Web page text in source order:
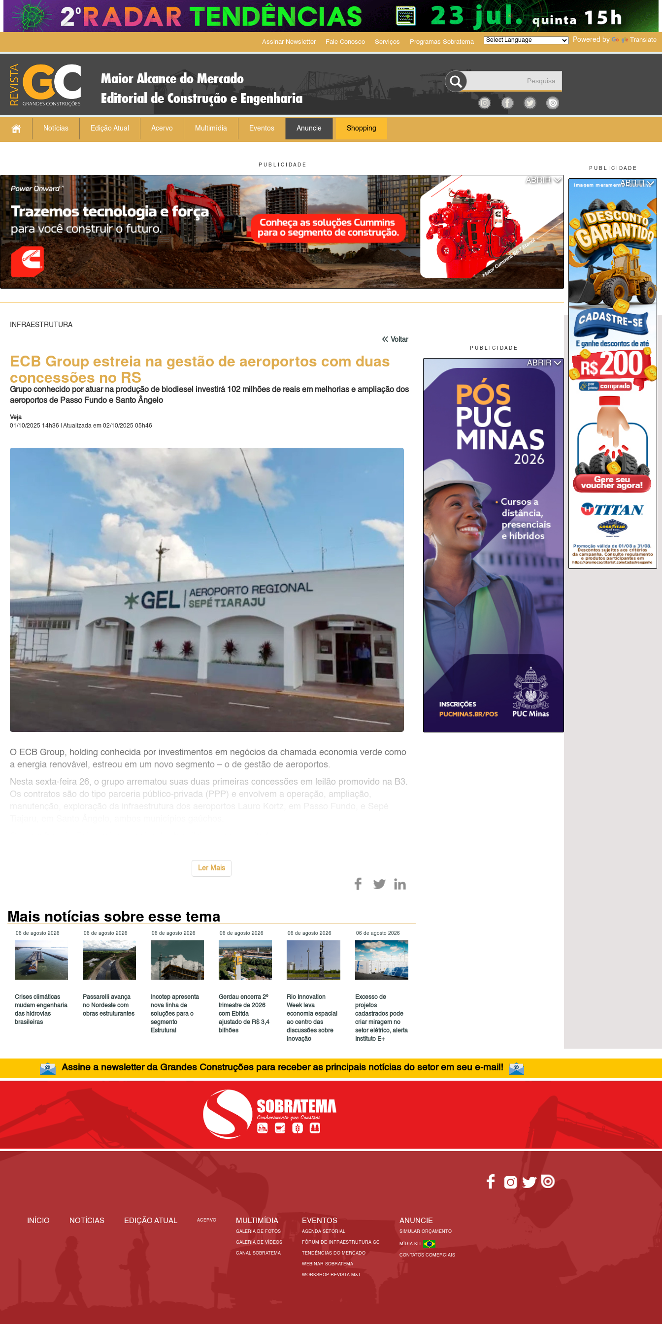
P U B L I C I D A D E
ABRIR
Assinar Newsletter Fale Conosco Serviços Programas Sobratema Powered by Translate
Maior Alcance do Mercado
Editorial de Construção e Engenharia
Notícias Edição Atual Acervo Multimídia Eventos Anuncie Shopping
P U B L I C I D A D E
ABRIR
INFRAESTRUTURA
Voltar
ECB Group estreia na gestão de aeroportos com duas
concessões no RS
Grupo conhecido por atuar na produção de biodiesel investirá 102 milhões de reais em melhorias e ampliação dos
aeroportos de Passo Fundo e Santo Ângelo
Veja
01/10/2025 14h36 | Atualizada em 02/10/2025 05h46
O ECB Group, holding conhecida por investimentos em negócios da chamada economia verde como
a energia renovável, estreou em um novo segmento – o de gestão de aeroportos.
Nesta sexta-feira 26, o grupo arrematou suas duas primeiras concessões em leilão promovido na B3.
Os contratos são do tipo parceria público-privada (PPP) e envolvem a operação, ampliação,
Ler Mais
P U B L I C I D A D E
ABRIR
Mais notícias sobre esse tema
06 de agosto 2026
Crises climáticas
mudam engenharia
das hidrovias
brasileiras
06 de agosto 2026
Passarelli avança
no Nordeste com
obras estruturantes
06 de agosto 2026
Incotep apresenta
nova linha de
soluções para o
segmento
Estrutural
06 de agosto 2026
Gerdau encerra 2º
trimestre de 2026
com Ebitda
ajustado de R$ 3,4
bilhões
06 de agosto 2026
Rio Innovation
Week leva
economia espacial
ao centro das
discussões sobre
inovação
06 de agosto 2026
Excesso de
projetos
cadastrados pode
criar miragem no
setor elétrico, alerta
Instituto E+
Assine a newsletter da Grandes Construções para receber as principais notícias do setor em seu e-mail!
INÍCIO NOTÍCIAS EDIÇÃO ATUAL ACERVO MULTIMÍDIA
GALERIA DE FOTOS
GALERIA DE VÍDEOS
CANAL SOBRATEMA
EVENTOS
AGENDA SETORIAL
FÓRUM DE INFRAESTRUTURA GC
TENDÊNCIAS DO MERCADO
WEBINAR SOBRATEMA
WORKSHOP REVISTA M&T
ANUNCIE
SIMULAR ORÇAMENTO
MÍDIA KIT
CONTATOS COMERCIAIS